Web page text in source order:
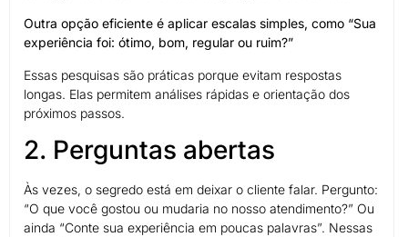
Outra opção eficiente é aplicar escalas simples, como “Sua
experiência foi: ótimo, bom, regular ou ruim?”
Essas pesquisas são práticas porque evitam respostas
longas. Elas permitem análises rápidas e orientação dos
próximos passos.
2. Perguntas abertas
Às vezes, o segredo está em deixar o cliente falar. Pergunto:
“O que você gostou ou mudaria no nosso atendimento?” Ou
ainda “Conte sua experiência em poucas palavras”. Nessas